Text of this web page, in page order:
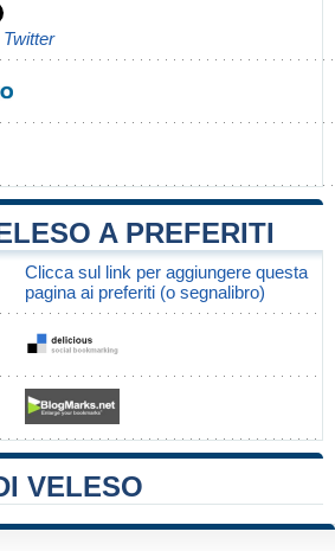
A PREFERITI
Clicca sul link per aggiungere questa
pagina ai preferiti (o segnalibro)
VELESO